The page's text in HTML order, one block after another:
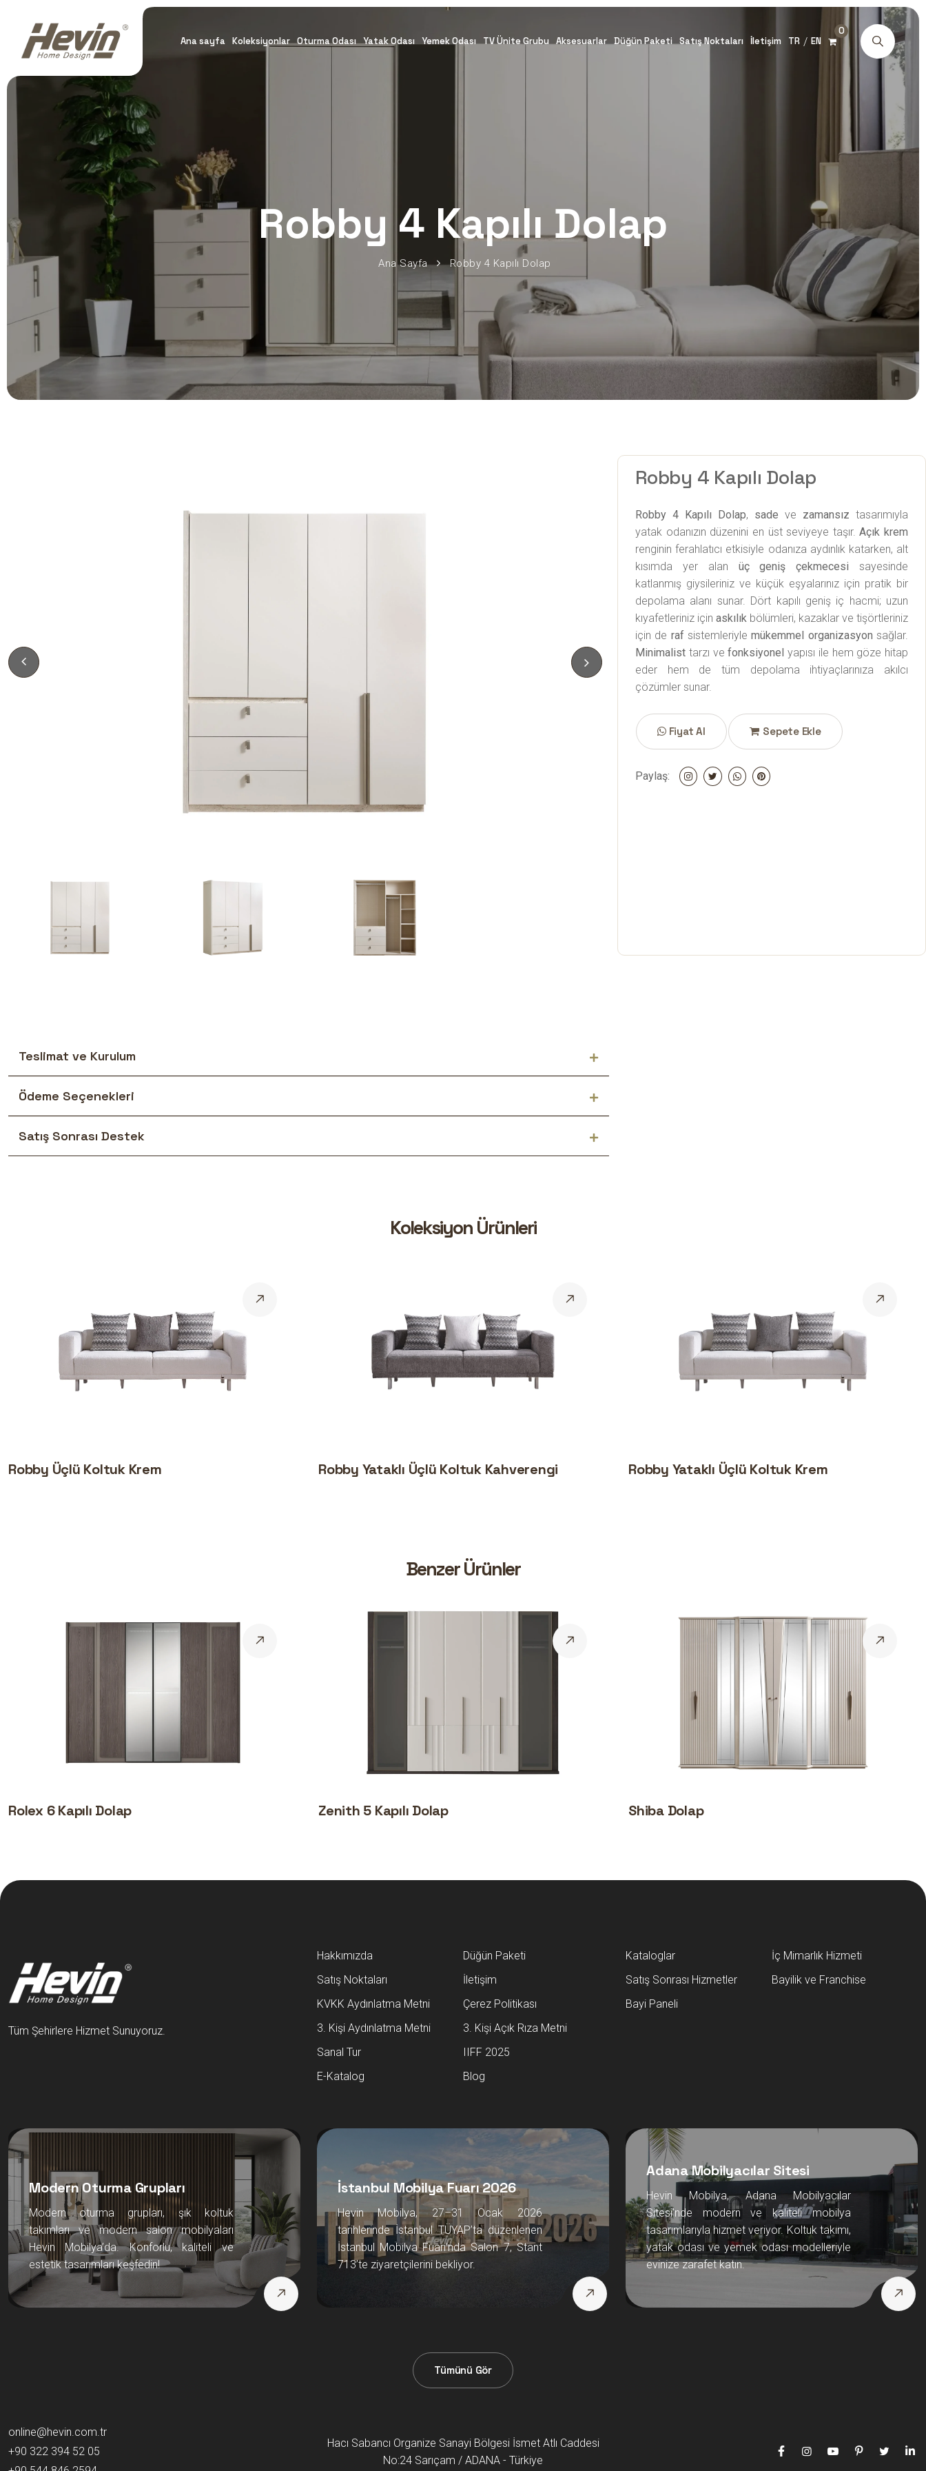
Ana sayfa Koleksiyonlar Oturma Odası Yatak Odası Yemek Odası TV Ünite Grubu Aksesuarlar Düğün Paketi Satış Noktaları İletişim TR / EN
0
Robby 4 Kapılı Dolap
Ana Sayfa Robby 4 Kapılı Dolap
Robby 4 Kapılı Dolap
Robby 4 Kapılı Dolap, sade ve zamansız tasarımıyla
yatak odanızın düzenini en üst seviyeye taşır.Açık krem
renginin ferahlatıcı etkisiyle odanıza aydınlık katarken, alt
kısımda yer alan üç geniş çekmecesi sayesinde
katlanmış giysileriniz ve küçük eşyalarınız için pratik bir
depolama alanı sunar. Dört kapılı geniş iç hacmi; uzun
kıyafetleriniz için askılık bölümleri, kazaklar ve tişörtleriniz
için de rafsistemleriylemükemmel organizasyon sağlar.
Minimalist tarzı vefonksiyonel yapısı ile hem göze hitap
eder hem de tüm depolama ihtiyaçlarınıza akılcı
çözümler sunar.
Fiyat Al Sepete Ekle
Paylaş:
Teslimat ve Kurulum
Ödeme Seçenekleri
Satış Sonrası Destek
Koleksiyon Ürünleri
Robby Üçlü Koltuk Krem Robby Yataklı Üçlü Koltuk Kahverengi Robby Yataklı Üçlü Koltuk Krem
Benzer Ürünler
Rolex 6 Kapılı Dolap Zenith 5 Kapılı Dolap Shiba Dolap
Tüm Şehirlere Hizmet Sunuyoruz.
Hakkımızda
Düğün Paketi
Satış Noktaları
İletişim
KVKK Aydınlatma Metni
Çerez Politikası
3. Kişi Aydınlatma Metni
3. Kişi Açık Rıza Metni
Sanal Tur
IIFF 2025
E-Katalog
Blog
Kataloglar
İç Mimarlık Hizmeti
Satış Sonrası Hizmetler
Bayilik ve Franchise
Bayi Paneli
Modern Oturma Grupları
Modern oturma grupları, şık koltuk
takımları ve modern salon mobilyaları
Hevin Mobilya’da. Konforlu, kaliteli ve
estetik tasarımları keşfedin!
İstanbul Mobilya Fuarı 2026
Hevin Mobilya, 27–31 Ocak 2026
tarihlerinde İstanbul TÜYAP’ta düzenlenen
İstanbul Mobilya Fuarı’nda Salon 7, Stant
713’te ziyaretçilerini bekliyor.
Adana Mobilyacılar Sitesi
Hevin Mobilya, Adana Mobilyacılar
Sitesi’nde modern ve kaliteli mobilya
tasarımlarıyla hizmet veriyor. Koltuk takımı,
yatak odası ve yemek odası modelleriyle
evinize zarafet katın.
Tümünü Gör
online@hevin.com.tr
+90 322 394 52 05
Hacı Sabancı Organize Sanayi Bölgesi İsmet Atlı Caddesi
No:24 Sarıçam / ADANA - Türkiye